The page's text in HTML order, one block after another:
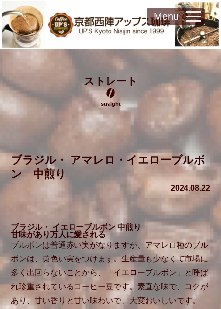
Menu
ストレート
straight
ブラジル・ アマレロ・イエローブルボ
ン 中煎り
2024.08.22
ブラジル・ イエローブルボン 中煎り
甘味があり万人に愛される
ブルボンは普通赤い実がなりますが、アマレロ種のブル
ボンは、黄色い実をつけます。生産量も少なくて市場に
多く出回らないことから、「イエローブルボン」と呼ば
れ珍重されているコーヒー豆です。素直な味で、コクが
あり、甘い香りと甘い味わいで、大変おいしいです。